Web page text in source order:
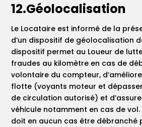
12.Géolocalisation
Le Locataire est informé de la
d’un dispositif de géolocalisation
dispositif permet au Loueur de
fraudes au kilomètre en cas de
volontaire du compteur,
flotte (voyants moteur et
de circulation autorisé) et
véhicule notamment en cas de
doit en aucun cas être débranché